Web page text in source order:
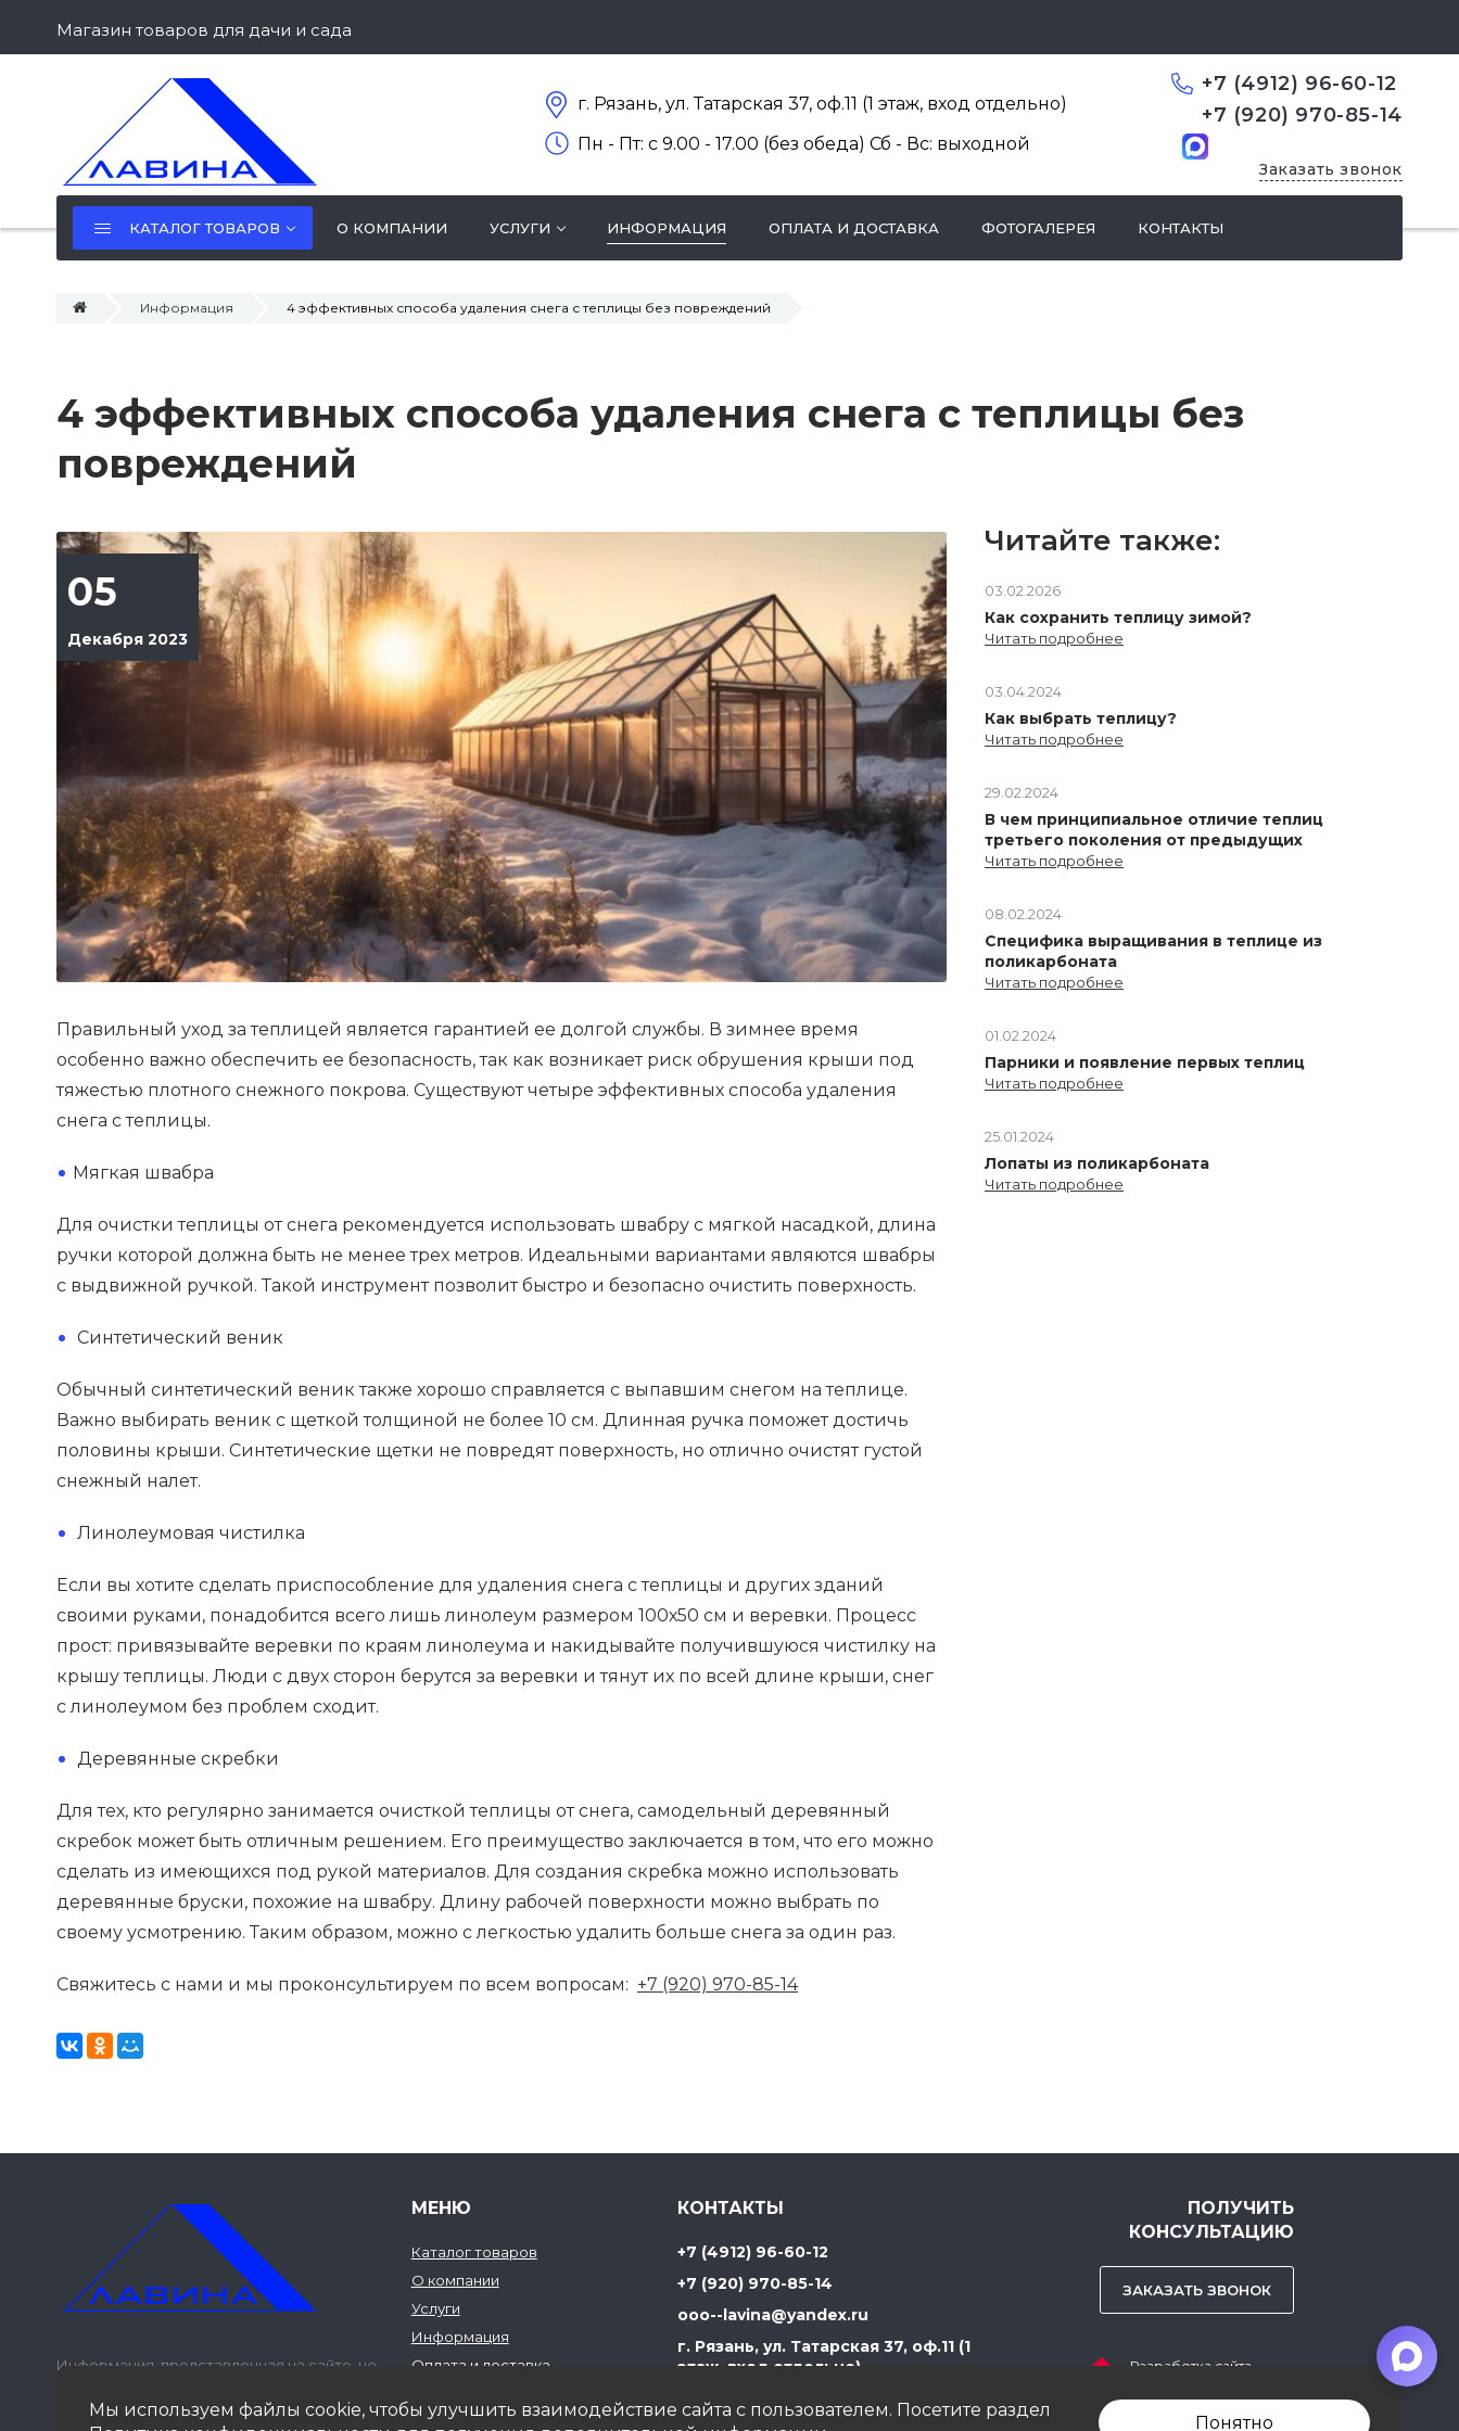
Магазин товаров для дачи и сада
+7 (4912) 96-60-12
+7 (920) 970-85-14
Заказать звонок
г. Рязань, ул. Татарская 37, оф.11 (1 этаж, вход отдельно)
Пн - Пт: c 9.00 - 17.00 (без обеда) Сб - Вс: выходной
КАТАЛОГ ТОВАРОВ О КОМПАНИИ УСЛУГИ ИНФОРМАЦИЯ ОПЛАТА И ДОСТАВКА ФОТОГАЛЕРЕЯ КОНТАКТЫ
Информация 4 эффективных способа удаления снега с теплицы без повреждений
4 эффективных способа удаления снега с теплицы без
повреждений
05
Декабря 2023
Правильный уход за теплицей является гарантией ее долгой службы. В зимнее время
особенно важно обеспечить ее безопасность, так как возникает риск обрушения крыши под
тяжестью плотного снежного покрова. Существуют четыре эффективных способа удаления
снега с теплицы.
Мягкая швабра
Для очистки теплицы от снега рекомендуется использовать швабру с мягкой насадкой, длина
ручки которой должна быть не менее трех метров. Идеальными вариантами являются швабры
с выдвижной ручкой. Такой инструмент позволит быстро и безопасно очистить поверхность.
Синтетический веник
Обычный синтетический веник также хорошо справляется с выпавшим снегом на теплице.
Важно выбирать веник с щеткой толщиной не более 10 см. Длинная ручка поможет достичь
половины крыши. Синтетические щетки не повредят поверхность, но отлично очистят густой
снежный налет.
Линолеумовая чистилка
Если вы хотите сделать приспособление для удаления снега с теплицы и других зданий
своими руками, понадобится всего лишь линолеум размером 100х50 см и веревки. Процесс
прост: привязывайте веревки по краям линолеума и накидывайте получившуюся чистилку на
крышу теплицы. Люди с двух сторон берутся за веревки и тянут их по всей длине крыши, снег
с линолеумом без проблем сходит.
Деревянные скребки
Для тех, кто регулярно занимается очисткой теплицы от снега, самодельный деревянный
скребок может быть отличным решением. Его преимущество заключается в том, что его можно
сделать из имеющихся под рукой материалов. Для создания скребка можно использовать
деревянные бруски, похожие на швабру. Длину рабочей поверхности можно выбрать по
своему усмотрению. Таким образом, можно с легкостью удалить больше снега за один раз.
Свяжитесь с нами и мы проконсультируем по всем вопросам: +7 (920) 970-85-14
Читайте также:
03.02.2026
Как сохранить теплицу зимой?
Читать подробнее
03.04.2024
Как выбрать теплицу?
Читать подробнее
29.02.2024
В чем принципиальное отличие теплиц
третьего поколения от предыдущих
Читать подробнее
08.02.2024
Специфика выращивания в теплице из
поликарбоната
Читать подробнее
01.02.2024
Парники и появление первых теплиц
Читать подробнее
25.01.2024
Лопаты из поликарбоната
Читать подробнее
Информация, представленная на сайте, не
© 2020 – 2026 г. ООО «Лавина»
МЕНЮ
Каталог товаров
О компании
Услуги
Информация
Оплата и доставка
Контакты
КОНТАКТЫ
+7 (4912) 96-60-12
+7 (920) 970-85-14
ooo--lavina@yandex.ru
г. Рязань, ул. Татарская 37, оф.11 (1
этаж, вход отдельно)
ПОЛУЧИТЬ
КОНСУЛЬТАЦИЮ
ЗАКАЗАТЬ ЗВОНОК
Разработка сайта
Мы используем файлы cookie, чтобы улучшить взаимодействие сайта с пользователем. Посетите раздел
Понятно